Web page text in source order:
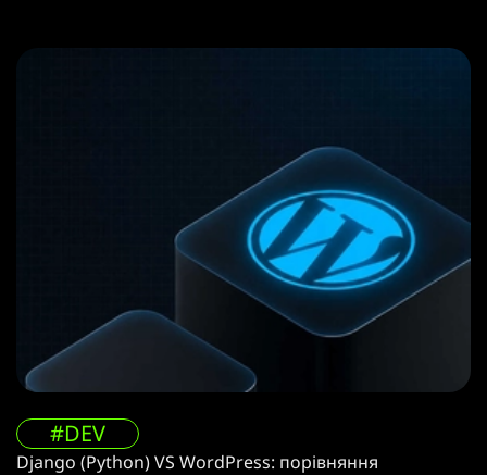
#DEV
Django (Python) VS WordPress: порівняння